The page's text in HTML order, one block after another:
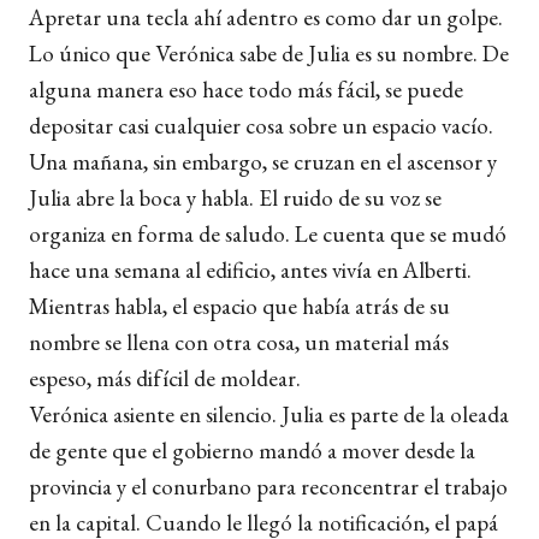
Apretar una tecla ahí adentro es como dar un golpe.
Lo único que Verónica sabe de Julia es su nombre. De
alguna manera eso hace todo más fácil, se puede
depositar casi cualquier cosa sobre un espacio vacío.
Una mañana, sin embargo, se cruzan en el ascensor y
Julia abre la boca y habla. El ruido de su voz se
organiza en forma de saludo. Le cuenta que se mudó
hace una semana al edificio, antes vivía en Alberti.
Mientras habla, el espacio que había atrás de su
nombre se llena con otra cosa, un material más
espeso, más difícil de moldear.
Verónica asiente en silencio. Julia es parte de la oleada
de gente que el gobierno mandó a mover desde la
provincia y el conurbano para reconcentrar el trabajo
en la capital. Cuando le llegó la notificación, el papá